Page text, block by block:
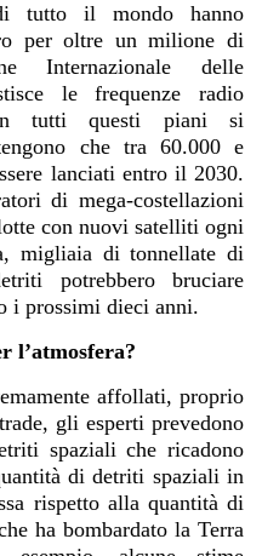
tutto il mondo hanno
per oltre un milione di
Internazionale delle
le frequenze radio
tutti questi piani si
che tra 60.000 e
lanciati entro il 2030.
di mega-costellazioni
con nuovi satelliti ogni
migliaia di tonnellate di
potrebbero bruciare
i prossimi dieci anni.
l’atmosfera?
affollati, proprio
gli esperti prevedono
spaziali che ricadono
di detriti spaziali in
rispetto alla quantità di
ha bombardato la Terra